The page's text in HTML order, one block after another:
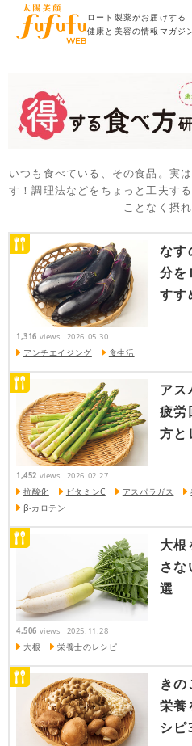
ロート製薬がお届けする
健康と美容の情報マガジ
いつも食べている、その食品。実
す！調理法などをちょっと工夫す
ことなく摂
なす
分を
すす
1,316 views 2026.05.30
アンチエイジング 食生活
アス
疲労
方と
1,452 views 2026.02.27
抗酸化 ビタミンC アスパラガス
β-カロテン
大根
さ
選
4,506 views 2025.11.28
大根 栄養士のレシピ
きの
栄養
シピ